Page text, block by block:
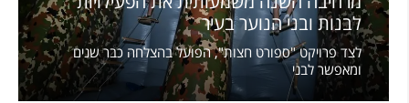
לבנות ובני הנוער בעיר
לצד פרויקט "ספורט חצות", הפועל בהצלחה כבר שנים
ומאפשר לבני